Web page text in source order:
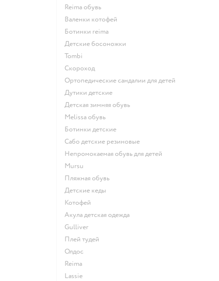
Reima обувь
Валенки котофей
Ботинки reima
Детские босоножки
Tombi
Скороход
Ортопедические сандалии для детей
Дутики детские
Детская зимняя обувь
Melissa обувь
Ботинки детские
Сабо детские резиновые
Непромокаемая обувь для детей
Mursu
Пляжная обувь
Детские кеды
Котофей
Акула детская одежда
Gulliver
Плей тудей
Олдос
Reima
Lassie